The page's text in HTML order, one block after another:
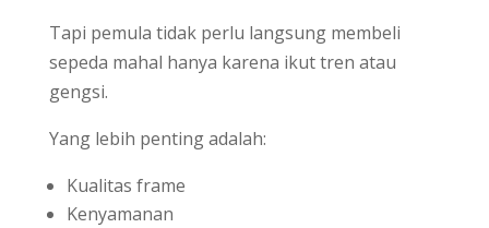
Tapi pemula tidak perlu langsung membeli
sepeda mahal hanya karena ikut tren atau
gengsi.
Yang lebih penting adalah:
Kualitas frame
Kenyamanan